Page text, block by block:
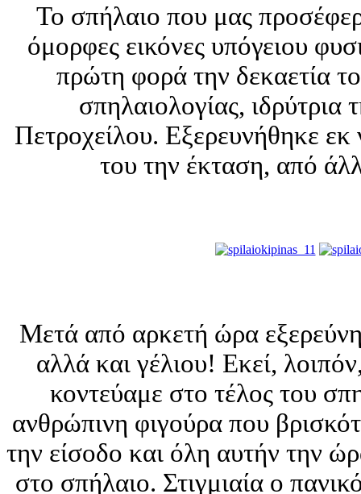
Το σπήλαιο που μας
όμορφες εικόνες υπόγειου
πρώτη φορά την δεκαετία
σπηλαιολογίας, ιδρύτρια
Πετροχείλου. Εξερευνήθηκε
του την έκταση, από
Mετά από αρκετή ώρα
αλλά και γέλιου! Εκεί,
κοντεύαμε στο τέλος του
ανθρώπινη φιγούρα που
την είσοδο και όλη αυτήν την
στο σπήλαιο. Στιγμιαία ο